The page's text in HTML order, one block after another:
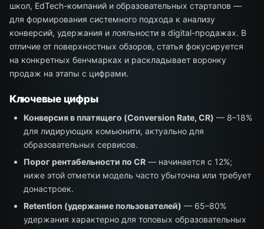
школ, EdTech-компаний и образовательных стартапов —
для формирования системного подхода к анализу
конверсий, удержания и лояльности в digital-продажах. В
отличие от поверхностных обзоров, статья фокусируется
на конкретных бенчмарках и раскладывает воронку
продаж на этапы с цифрами.
Ключевые цифры
Конверсия в платящего (Conversion Rate, CR) — 8–18%
для лидирующих комьюнити, актуально для
образовательных сервисов.
Порог рентабельности по CR — начинается с 12%;
ниже этой отметки модель часто убыточна или требует
донастроек.
Retention (удержание пользователей) — 65–80%
удержания характерно для топовых образовательных